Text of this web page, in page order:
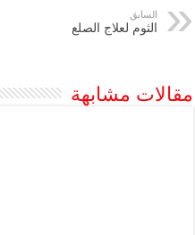
السابق
الثوم لعلاج الصلع
مقالات مشابهة